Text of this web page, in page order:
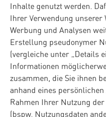
Inhalte genutzt werden.
Ihrer Verwendung unserer
Werbung und Analysen
Erstellung pseudonymer
(vergleiche unter „Details
Informationen
zusammen, die Sie ihnen
anhand eines
Rahmen Ihrer Nutzung
(bspw. Nutzungsdaten
30.06.2026 Blog
Kampf
UX kein
Heute muss eigentlich